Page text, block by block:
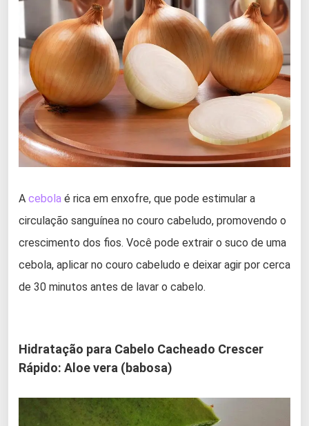
A cebola é rica em enxofre, que pode estimular a
circulação sanguínea no couro cabeludo, promovendo o
crescimento dos fios. Você pode extrair o suco de uma
cebola, aplicar no couro cabeludo e deixar agir por cerca
de 30 minutos antes de lavar o cabelo.
Hidratação para Cabelo Cacheado Crescer
Rápido: Aloe vera (babosa)